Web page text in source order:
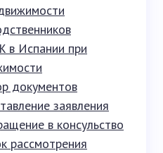
в Испании при
документов
заявления
в консульство
рассмотрения